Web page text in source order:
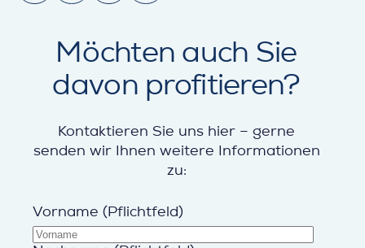
Möchten auch Sie
davon profitieren?
Kontaktieren Sie uns hier – gerne
senden wir Ihnen weitere Informationen
zu:
Vorname (Pflichtfeld)